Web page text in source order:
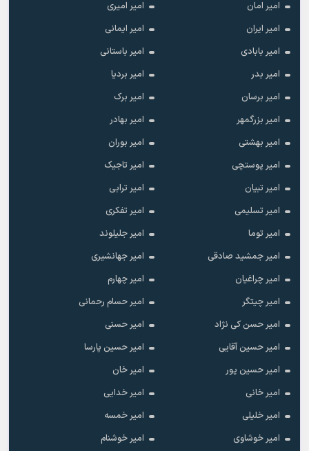
امیر امان
امیر امیری
امیر ایران
امیر ایمانی
امیر بابادی
امیر باستانی
امیر بدر
امیر بردیا
امیر برسان
امیر برک
امیر بزرگمهر
امیر بهادر
امیر بهشتی
امیر بوران
امیر پوستچی
امیر تاجیک
امیر تبیان
امیر ترابی
امیر تسلیمی
امیر تفکری
امیر توما
امیر جلیلوند
امیر جمشید صادقی
امیر جهانشیری
امیر چراغیان
امیر چهارم
امیر چیتگر
امیر حسام رحمانی
امیر حسن کی نژاد
امیر حسنی
امیر حسین آقایی
امیر حسین پارسا
امیر حسین پور
امیر خان
امیر خانی
امیر خدایی
امیر خلیلی
امیر خمسه
امیر خوشاوی
امیر خوشنام